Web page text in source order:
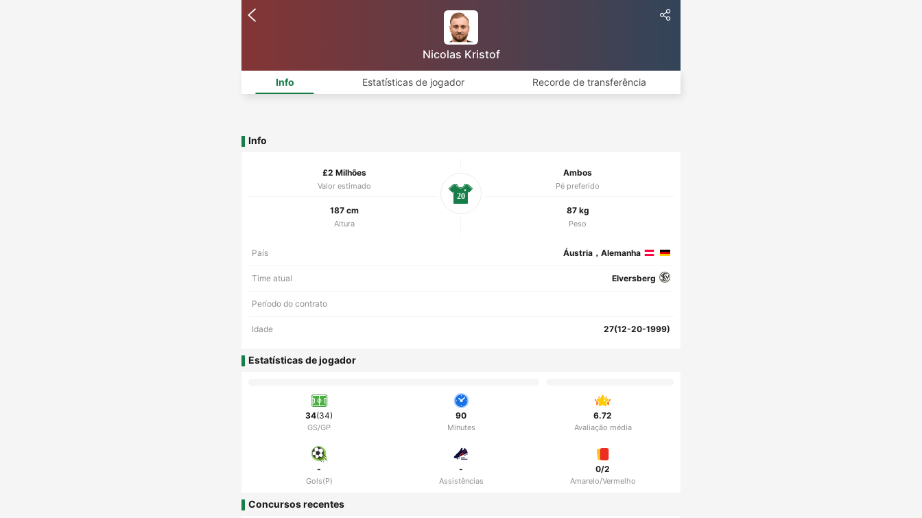
Nicolas Kristof
Info Estatísticas de jogador Recorde de transferência
Info
£2 Milhões
Valor estimado
Ambos
Pé preferido
187 cm
Altura
87 kg
Peso
20
País Áustria，Alemanha
Time atual Elversberg
Período do contrato
Idade 27(12-20-1999)
Estatísticas de jogador
34(34)
GS/GP
90
Minutes
6.72
Avaliação média
-
Gols(P)
-
Assistências
0/2
Amarelo/Vermelho
Concursos recentes